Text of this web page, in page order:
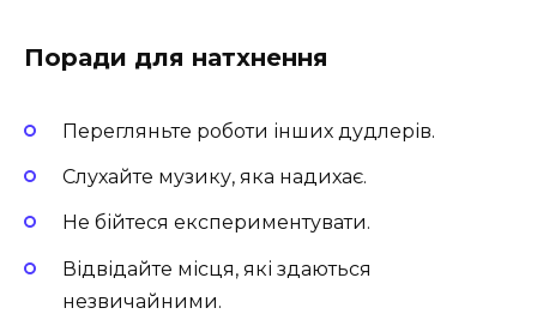
Поради для натхнення
Перегляньте роботи інших дудлерів.
Слухайте музику, яка надихає.
Не бійтеся експериментувати.
Відвідайте місця, які здаються
незвичайними.